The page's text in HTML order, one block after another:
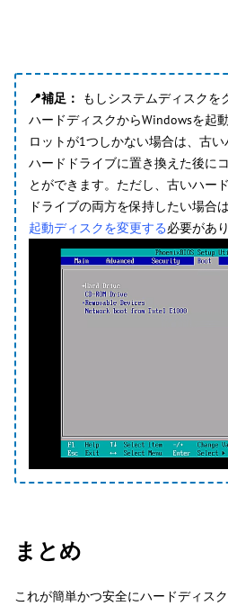
📍補足：
もしシステムディスクを
ハードディスクからWindowsを起
ロットが1つしかない場合は、古
ハードドライブに置き換えた後に
とができます。ただし、古いハー
ドライブの両方を保持したい場合は
起動ディスクを変更する必要があ
まとめ
これが簡単かつ安全にハードディス